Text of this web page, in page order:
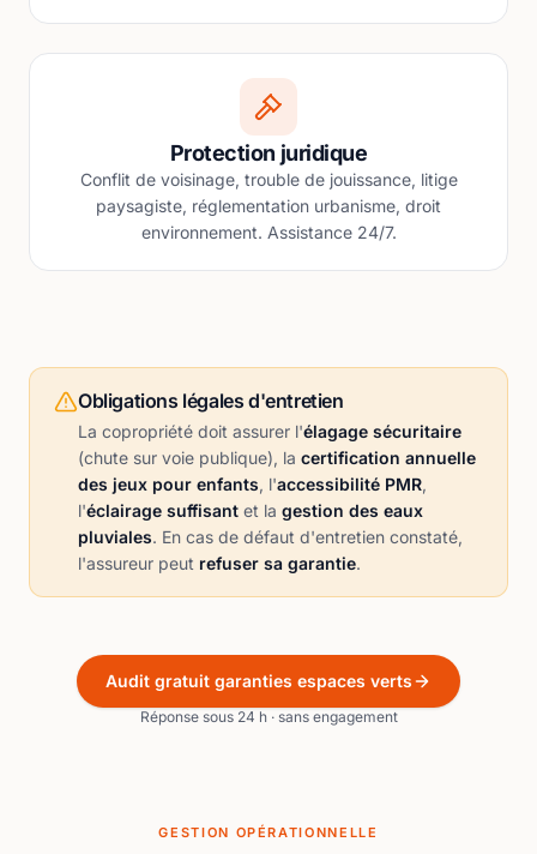
Protection juridique
Conflit de voisinage, trouble de jouissance, litige
paysagiste, réglementation urbanisme, droit
environnement. Assistance 24/7.
Obligations légales d'entretien
La copropriété doit assurer l'élagage sécuritaire
(chute sur voie publique), la certification annuelle
des jeux pour enfants, l'accessibilité PMR,
l'éclairage suffisant et la gestion des eaux
pluviales. En cas de défaut d'entretien constaté,
l'assureur peut refuser sa garantie.
Audit gratuit garanties espaces verts
Réponse sous 24 h · sans engagement
GESTION OPÉRATIONNELLE